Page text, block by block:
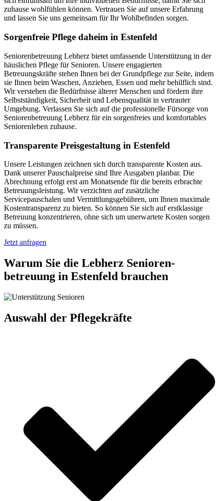
zuhause wohlfühlen können. Vertrauen Sie auf unsere Erfahrung
und lassen Sie uns gemeinsam für Ihr Wohlbefinden sorgen.
Sorgenfreie Pflege daheim in Estenfeld
Seniorenbetreuung Lebherz bietet umfassende Unterstützung in der
häuslichen Pflege für Senioren. Unsere engagierten
Betreuungskräfte stehen Ihnen bei der Grundpflege zur Seite, indem
sie Ihnen beim Waschen, Anziehen, Essen und mehr behilflich sind.
Wir verstehen die Bedürfnisse älterer Menschen und fördern ihre
Selbstständigkeit, Sicherheit und Lebensqualität in vertrauter
Umgebung. Verlassen Sie sich auf die professionelle Fürsorge von
Seniorenbetreuung Lebherz für ein sorgenfreies und komfortables
Seniorenleben zuhause.
Transparente Preisgestaltung in Estenfeld
Unsere Leistungen zeichnen sich durch transparente Kosten aus.
Dank unserer Pauschalpreise sind Ihre Ausgaben planbar. Die
Abrechnung erfolgt erst am Monatsende für die bereits erbrachte
Betreuungsleistung. Wir verzichten auf zusätzliche
Servicepauschalen und Vermittlungsgebühren, um Ihnen maximale
Kostentransparenz zu bieten. So können Sie sich auf erstklassige
Betreuung konzentrieren, ohne sich um unerwartete Kosten sorgen
zu müssen.
Jetzt anfragen
Warum Sie die Lebherz Senioren­
betreuung in Estenfeld brauchen
Auswahl der Pflegekräfte